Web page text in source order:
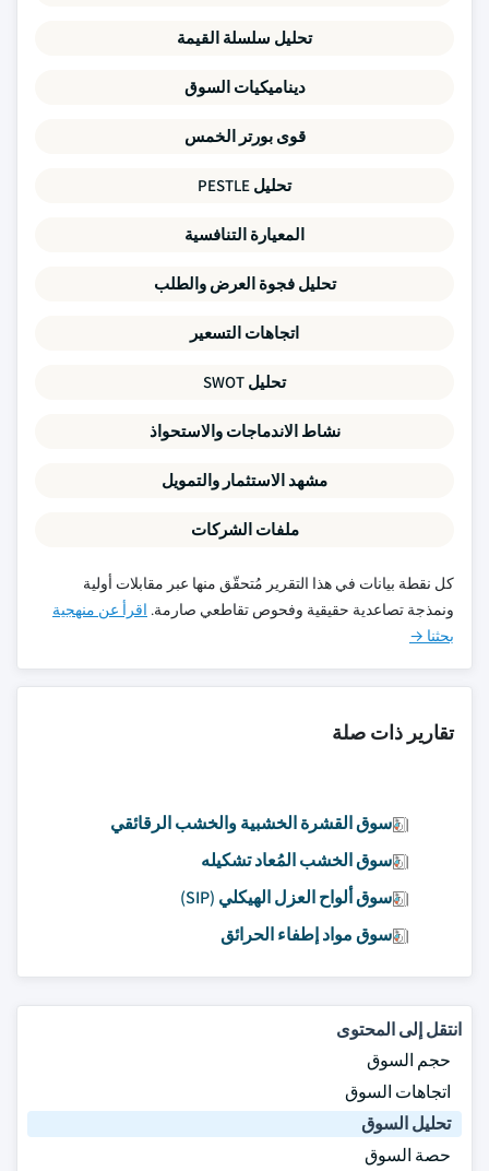
تحليل سلسلة القيمة
ديناميكيات السوق
قوى بورتر الخمس
تحليل PESTLE
المعيارة التنافسية
تحليل فجوة العرض والطلب
اتجاهات التسعير
تحليل SWOT
نشاط الاندماجات والاستحواذ
مشهد الاستثمار والتمويل
ملفات الشركات
كل نقطة بيانات في هذا التقرير مُتحقّق منها عبر مقابلات أولية
ونمذجة تصاعدية حقيقية وفحوص تقاطعي صارمة. اقرأ عن منهجية
بحثنا →
تقارير ذات صلة
سوق القشرة الخشبية والخشب الرقائقي
سوق الخشب المُعاد تشكيله
سوق ألواح العزل الهيكلي (SIP)
سوق مواد إطفاء الحرائق
انتقل إلى المحتوى
حجم السوق
اتجاهات السوق
تحليل السوق
حصة السوق